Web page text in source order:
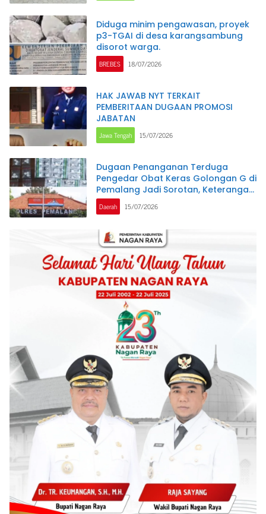
Diduga minim pengawasan, proyek
p3-TGAI di desa karangsambung
disorot warga.
BREBES 18/07/2026
HAK JAWAB NYT TERKAIT
PEMBERITAAN DUGAAN PROMOSI
JABATAN
Jawa Tengah 15/07/2026
Dugaan Penanganan Terduga
Pengedar Obat Keras Golongan G di
Pemalang Jadi Sorotan, Keterangan
Polisi Berbeda dengan Rekaman
Video
Daerah 15/07/2026